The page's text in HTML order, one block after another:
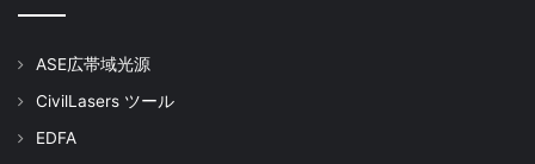
ASE広帯域光源
CivilLasers ツール
EDFA